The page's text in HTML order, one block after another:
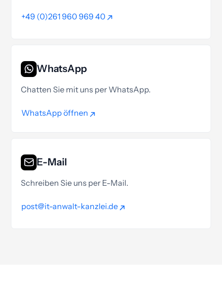
+49 (0)261 960 969 40
WhatsApp
Chatten Sie mit uns per WhatsApp.
WhatsApp öffnen
E-Mail
Schreiben Sie uns per E-Mail.
post@it-anwalt-kanzlei.de